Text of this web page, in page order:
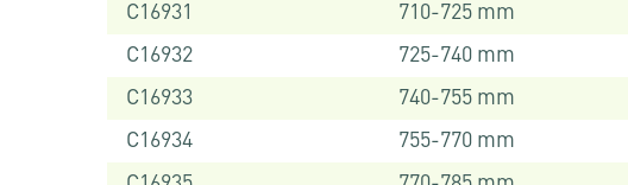
C16931
710-725 mm
C16932
725-740 mm
C16933
740-755 mm
C16934
755-770 mm